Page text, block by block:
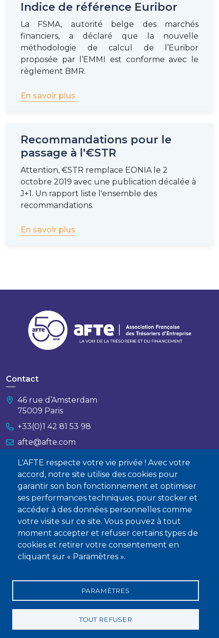
L'AFTE respecte votre vie privée ! Avec votre
accord, notre site utilise des cookies pour
garantir son bon fonctionnement et optimiser
ses performances techniques, pour stocker et
accéder à des données personnelles comme
votre visite sur ce site. Vous pouvez à tout
moment accepter et refuser certains types de
cookies et retirer votre consentement en
cliquant sur « Paramètres ».
PARAMÈTRES
TOUT REFUSER
Indice de référence Euribor
La FSMA, autorité belge des marchés
financiers, a déclaré que la nouvelle
méthodologie de calcul de l’Euribor
proposée par l’EMMI est conforme avec le
règlement BMR.
En savoir plus
Recommandations pour le
passage à l'€STR
Attention, €STR remplace EONIA le 2
octobre 2019 avec une publication décalée à
J+1. Un rapport liste l'ensemble des
recommandations.
En savoir plus
Contact
46 rue d’Amsterdam
75009 Paris
+33(0)1 42 81 53 98
afte@afte.com
Nous contacter
À propos
Qui sommes-nous ?
Devenir membre
Mentions légales
Conditions générales de vente